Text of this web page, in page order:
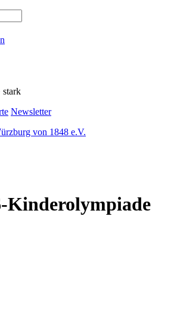
stark
Newsletter
von 1848 e.V.
Kinderolympiade